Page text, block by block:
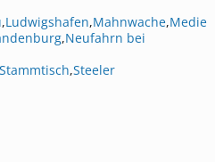
,Ludwigshafen,Mahnwache,Medie
,Neufahrn bei
Stammtisch,Steeler